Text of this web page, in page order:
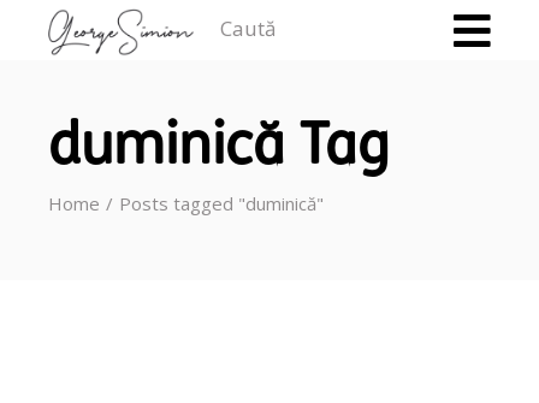
duminică Tag
Home Posts tagged "duminică"